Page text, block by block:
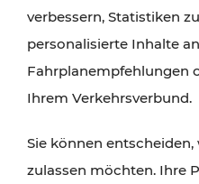
verbessern, Statistiken
personalisierte Inhalte
Fahrplanempfehlungen
Ihrem Verkehrsverbund.
Sie können
zulassen möchten. Ihre